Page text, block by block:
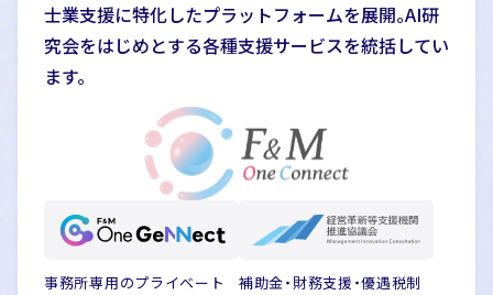
士業支援に特化したプラットフォームを展開。AI研
究会をはじめとする各種支援サービスを統括してい
ます。
事務所専用のプライベート
補助金・財務支援・優遇税制